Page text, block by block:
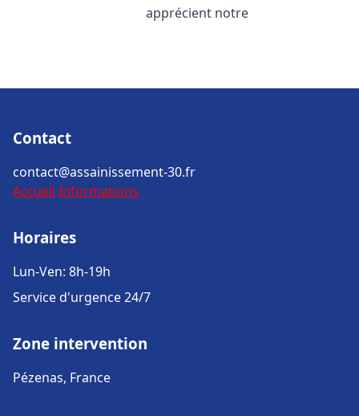
apprécient notre
Contact
contact@assainissement-30.fr
Accueil Informations
Horaires
Lun-Ven: 8h-19h
Service d'urgence 24/7
Zone intervention
Pézenas, France